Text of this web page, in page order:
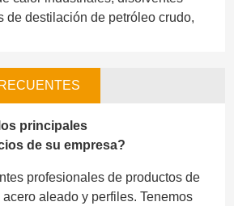
de destilación de petróleo crudo,
principales
de su empresa?
profesionales de productos de
aleado y perfiles. Tenemos